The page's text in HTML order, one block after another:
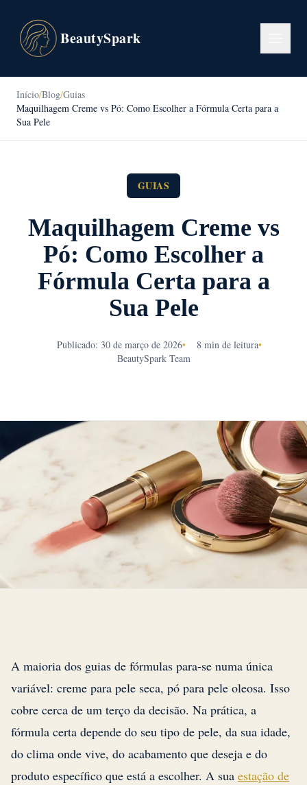
BeautySpark
Início/Blog/Guias
Maquilhagem Creme vs Pó: Como Escolher a Fórmula Certa para a
Sua Pele
GUIAS
Maquilhagem Creme vs
Pó: Como Escolher a
Fórmula Certa para a
Sua Pele
Publicado: 30 de março de 2026• 8 min de leitura•
BeautySpark Team
A maioria dos guias de fórmulas para-se numa única
variável: creme para pele seca, pó para pele oleosa. Isso
cobre cerca de um terço da decisão. Na prática, a
fórmula certa depende do seu tipo de pele, da sua idade,
do clima onde vive, do acabamento que deseja e do
produto específico que está a escolher. A sua estação de